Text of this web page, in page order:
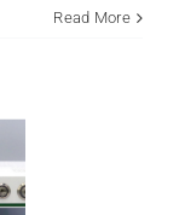
Read More